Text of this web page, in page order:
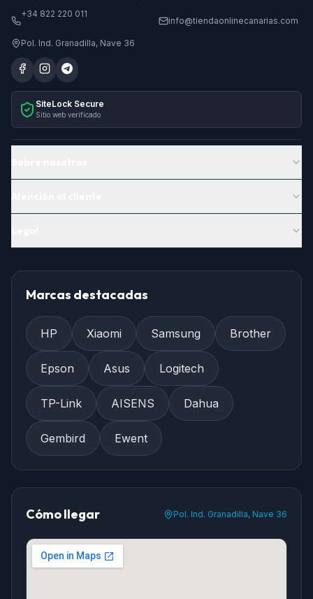
+34 822 220 011
info@tiendaonlinecanarias.com
Pol. Ind. Granadilla, Nave 36
SiteLock Secure
Sitio web verificado
Marcas destacadas
HP Xiaomi Samsung Brother
Epson Asus Logitech
TP-Link AISENS Dahua
Gembird Ewent
Cómo llegar Pol. Ind. Granadilla, Nave 36